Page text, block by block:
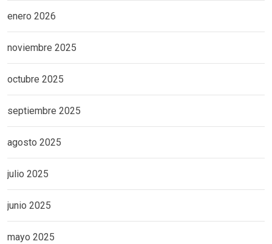
enero 2026
noviembre 2025
octubre 2025
septiembre 2025
agosto 2025
julio 2025
junio 2025
mayo 2025